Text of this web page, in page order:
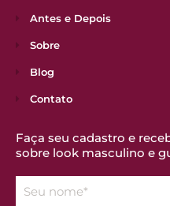
Antes e Depois
Sobre
Blog
Contato
Faça seu cadastro e
sobre look masculino e